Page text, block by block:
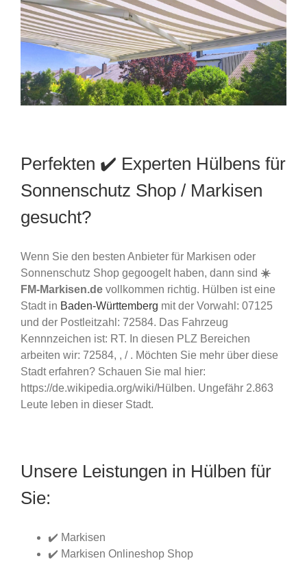
Perfekten ✔️ Experten Hülbens für
Sonnenschutz Shop / Markisen
gesucht?
Wenn Sie den besten Anbieter für Markisen oder
Sonnenschutz Shop gegoogelt haben, dann sind ☀️
FM-Markisen.de vollkommen richtig. Hülben ist eine
Stadt in Baden-Württemberg mit der Vorwahl: 07125
und der Postleitzahl: 72584. Das Fahrzeug
Kennnzeichen ist: RT. In diesen PLZ Bereichen
arbeiten wir: 72584, , / . Möchten Sie mehr über diese
Stadt erfahren? Schauen Sie mal hier:
https://de.wikipedia.org/wiki/Hülben. Ungefähr 2.863
Leute leben in dieser Stadt.
Unsere Leistungen in Hülben für
Sie:
✔️ Markisen
✔️ Markisen Onlineshop Shop